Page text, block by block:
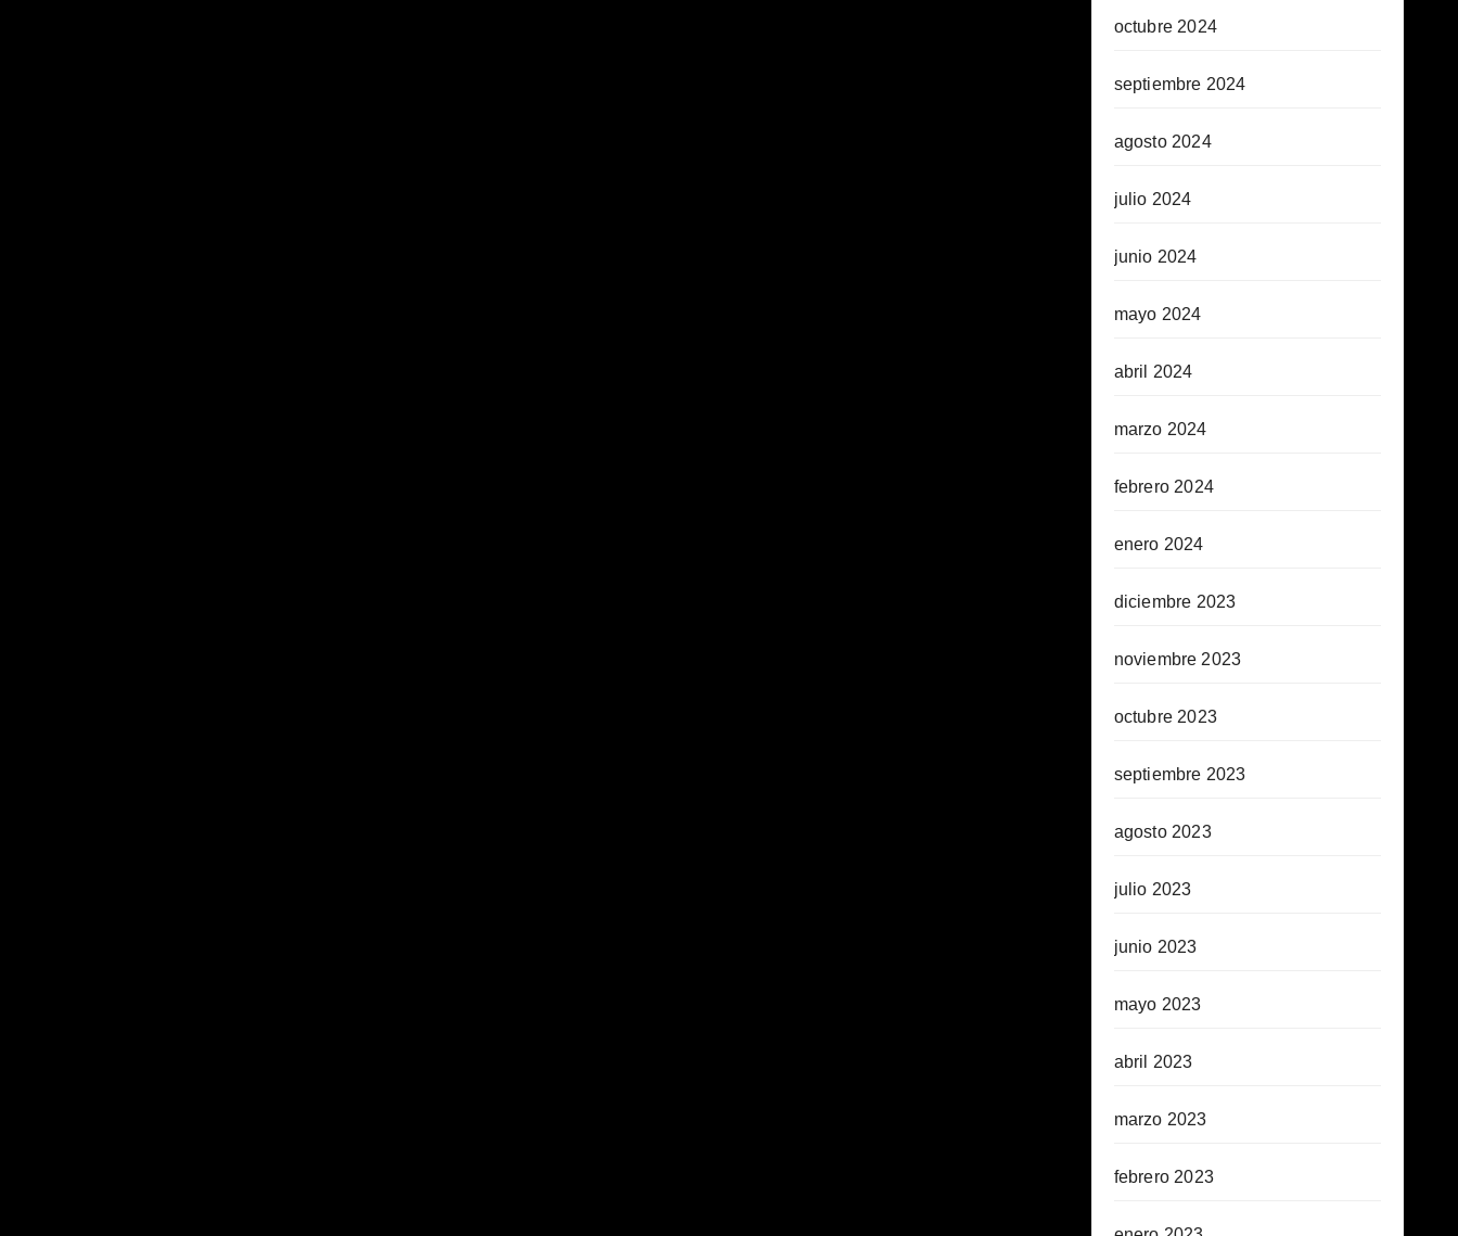
octubre 2024
septiembre 2024
agosto 2024
julio 2024
junio 2024
mayo 2024
abril 2024
marzo 2024
febrero 2024
enero 2024
diciembre 2023
noviembre 2023
octubre 2023
septiembre 2023
agosto 2023
julio 2023
junio 2023
mayo 2023
abril 2023
marzo 2023
febrero 2023